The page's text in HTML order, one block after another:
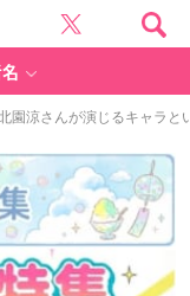
園涼さんが演じるキャラ